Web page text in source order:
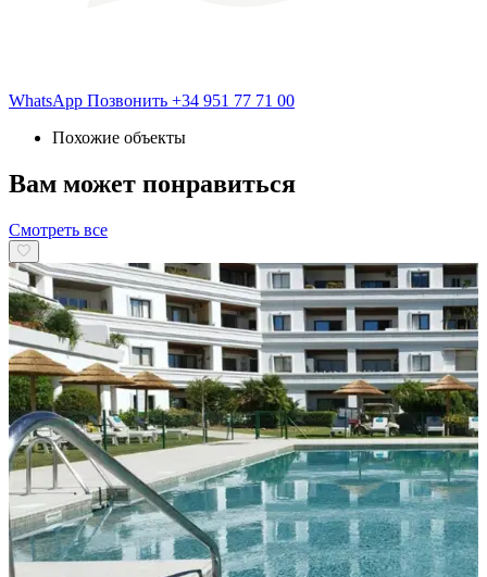
WhatsApp Позвонить +34 951 77 71 00
Похожие объекты
Вам может понравиться
Смотреть все